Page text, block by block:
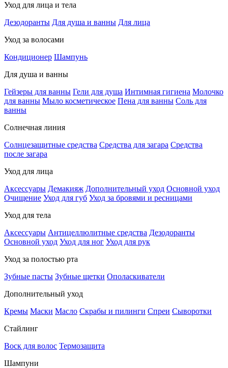
Уход для лица и тела
Дезодоранты Для душа и ванны Для лица
Уход за волосами
Кондиционер Шампунь
Для душа и ванны
Гейзеры для ванны Гели для душа Интимная гигиена Молочко
для ванны Мыло косметическое Пена для ванны Соль для
ванны
Солнечная линия
Солнцезащитные средства Средства для загара Средства
после загара
Уход для лица
Аксессуары Демакияж Дополнительный уход Основной уход
Очищение Уход для губ Уход за бровями и ресницами
Уход для тела
Аксессуары Антицеллюлитные средства Дезодоранты
Основной уход Уход для ног Уход для рук
Уход за полостью рта
Зубные пасты Зубные щетки Ополаскиватели
Дополнительный уход
Кремы Маски Масло Скрабы и пилинги Спреи Сыворотки
Стайлинг
Воск для волос Термозащита
Шампуни